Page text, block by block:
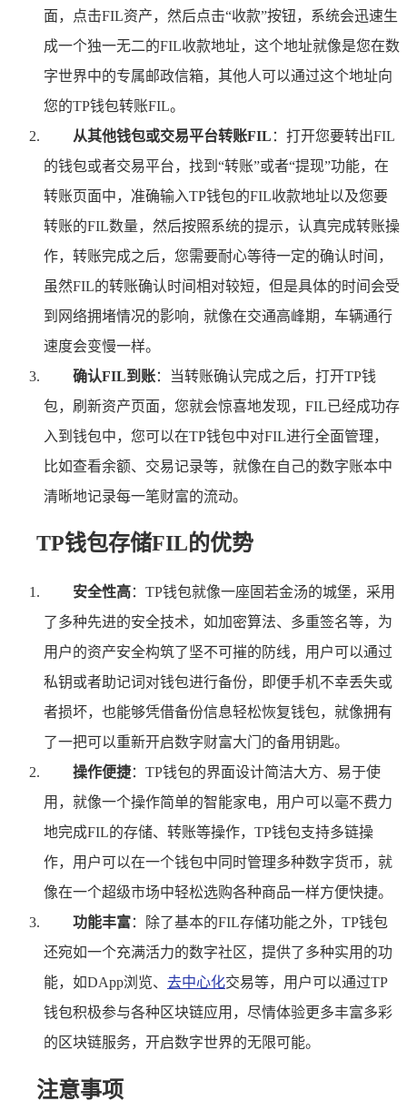
面，点击FIL资产，然后点击“收款”按钮，系统会迅速生
成一个独一无二的FIL收款地址，这个地址就像是您在数
字世界中的专属邮政信箱，其他人可以通过这个地址向
您的TP钱包转账FIL。
从其他钱包或交易平台转账FIL ：打开您要转出FIL
的钱包或者交易平台，找到“转账”或者“提现”功能，在
转账页面中，准确输入TP钱包的FIL收款地址以及您要
转账的FIL数量，然后按照系统的提示，认真完成转账操
作，转账完成之后，您需要耐心等待一定的确认时间，
虽然FIL的转账确认时间相对较短，但是具体的时间会受
到网络拥堵情况的影响，就像在交通高峰期，车辆通行
速度会变慢一样。
确认FIL到账：当转账确认完成之后，打开TP钱
包，刷新资产页面，您就会惊喜地发现，FIL已经成功存
入到钱包中，您可以在TP钱包中对FIL进行全面管理，
比如查看余额、交易记录等，就像在自己的数字账本中
清晰地记录每一笔财富的流动。
TP钱包存储FIL的优势
安全性高：TP钱包就像一座固若金汤的城堡，采用
了多种先进的安全技术，如加密算法、多重签名等，为
用户的资产安全构筑了坚不可摧的防线，用户可以通过
私钥或者助记词对钱包进行备份，即便手机不幸丢失或
者损坏，也能够凭借备份信息轻松恢复钱包，就像拥有
了一把可以重新开启数字财富大门的备用钥匙。
操作便捷：TP钱包的界面设计简洁大方、易于使
用，就像一个操作简单的智能家电，用户可以毫不费力
地完成FIL的存储、转账等操作，TP钱包支持多链操
作，用户可以在一个钱包中同时管理多种数字货币，就
像在一个超级市场中轻松选购各种商品一样方便快捷。
功能丰富：除了基本的FIL存储功能之外，TP钱包
还宛如一个充满活力的数字社区，提供了多种实用的功
能，如DApp浏览、 去中心化交易等，用户可以通过TP
钱包积极参与各种区块链应用，尽情体验更多丰富多彩
的区块链服务，开启数字世界的无限可能。
注意事项